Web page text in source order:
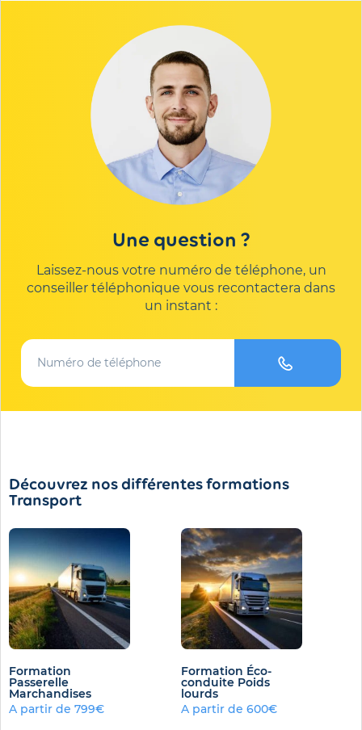
Une question ?
Laissez-nous votre numéro de téléphone, un
conseiller téléphonique vous recontactera dans
un instant :
Découvrez nos différentes formations
Transport
Formation
Passerelle
Marchandises
A partir de 799€
Formation Éco-
conduite Poids
lourds
A partir de 600€